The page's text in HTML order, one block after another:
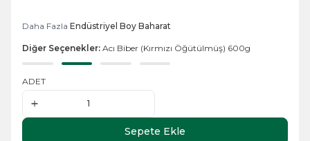
Daha Fazla Endüstriyel Boy Baharat
Diğer Seçenekler: Acı Biber (Kırmızı Öğütülmüş) 600g
ADET
Sepete Ekle